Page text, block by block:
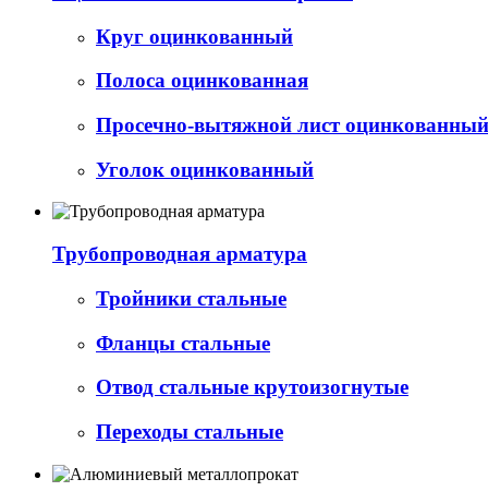
Круг оцинкованный
Полоса оцинкованная
Просечно-вытяжной лист
Уголок оцинкованный
Трубопроводная арматура
Тройники стальные
Фланцы стальные
Отвод стальные крутоизогнутые
Переходы стальные